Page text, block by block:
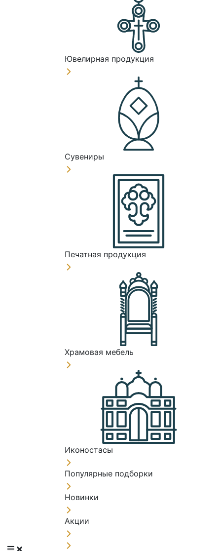
Ювелирная продукция
Сувениры
Печатная продукция
Храмовая мебель
Иконостасы
Популярные подборки
Новинки
Акции